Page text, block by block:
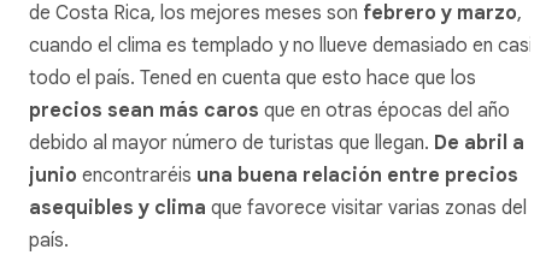
de Costa Rica, los mejores meses son febrero y marzo,
cuando el clima es templado y no llueve demasiado en casi
todo el país. Tened en cuenta que esto hace que los
precios sean más caros que en otras épocas del año
debido al mayor número de turistas que llegan. De abril a
junio encontraréis una buena relación entre precios
asequibles y clima que favorece visitar varias zonas del
país.